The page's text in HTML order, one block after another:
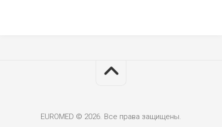
EUROMED © 2026. Все права защищены.